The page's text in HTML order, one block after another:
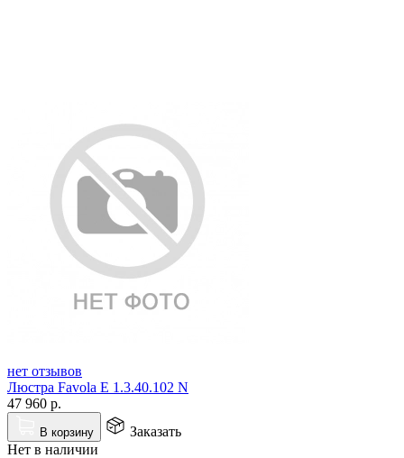
нет отзывов
Люстра Favola E 1.3.40.102 N
47 960 р.
В корзину
Заказать
Нет в наличии